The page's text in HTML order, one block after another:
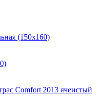
(150x160)
Comfort 2013 ячеистый